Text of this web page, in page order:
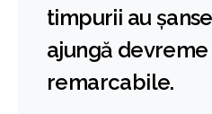
timpurii au
ajungă
remarcabile.